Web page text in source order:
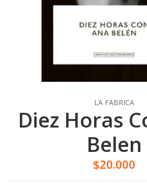
LA FABRICA
Diez Horas
Belen
$20.000